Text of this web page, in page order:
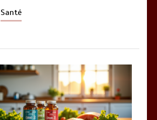
Santé